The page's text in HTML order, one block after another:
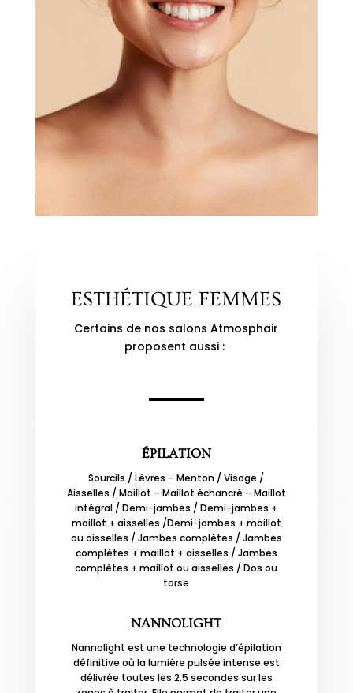
ESTHÉTIQUE FEMMES
Certains de nos salons Atmosphair
proposent aussi :
ÉPILATION
Sourcils /Lèvres – Menton /Visage /
Aisselles / Maillot – Maillot échancré – Maillot
intégral /Demi-jambes /Demi-jambes +
maillot + aisselles /Demi-jambes + maillot
ou aisselles / Jambes complètes / Jambes
complètes + maillot + aisselles / Jambes
complètes + maillot ou aisselles /Dos ou
torse
NANNOLIGHT
Nannolight est une technologie d’épilation
définitive où la lumière pulsée intense est
délivrée toutes les 2.5 secondes sur les